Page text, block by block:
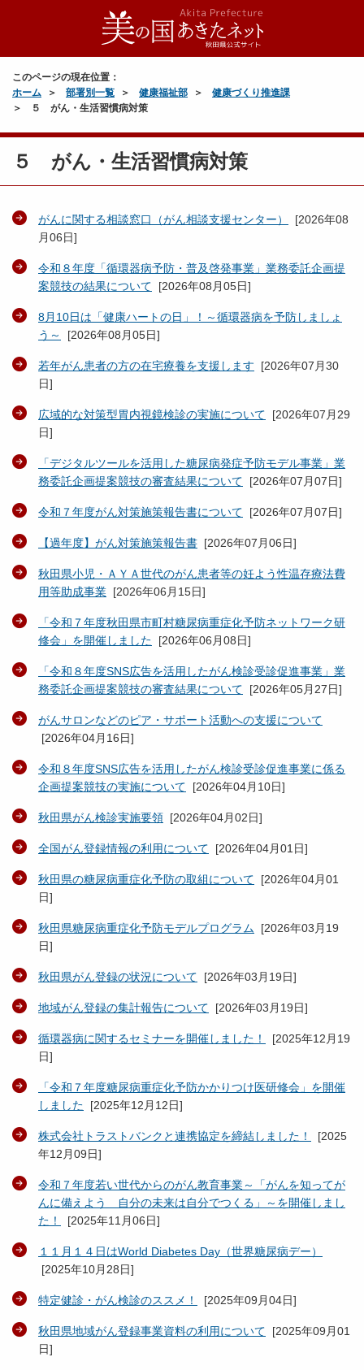
このページの現在位置：
ホーム
部署別一覧 健康福祉部
健康づくり推進課
５ がん・生活習慣病対策
５ がん・生活習慣病対策
がんに関する相談窓口（がん相談支援センター） [2026年08
月06日]
令和８年度「循環器病予防・普及啓発事業」業務委託企画提
案競技の結果について [2026年08月05日]
8月10日は「健康ハートの日」！～循環器病を予防しましょ
う～
[2026年08月05日]
若年がん患者の方の在宅療養を支援します [2026年07月30
日]
広域的な対策型胃内視鏡検診の実施について [2026年07月29
日]
「デジタルツールを活用した糖尿病発症予防モデル事業」業
務委託企画提案競技の審査結果について [2026年07月07日]
令和７年度がん対策施策報告書について [2026年07月07日]
【過年度】がん対策施策報告書 [2026年07月06日]
秋田県小児・ＡＹＡ世代のがん患者等の妊よう性温存療法費
用等助成事業 [2026年06月15日]
「令和７年度秋田県市町村糖尿病重症化予防ネットワーク研
修会」を開催しました [2026年06月08日]
「令和８年度SNS広告を活用したがん検診受診促進事業」業
務委託企画提案競技の審査結果について [2026年05月27日]
がんサロンなどのピア・サポート活動への支援について
[2026年04月16日]
令和８年度SNS広告を活用したがん検診受診促進事業に係る
企画提案競技の実施について [2026年04月10日]
秋田県がん検診実施要領 [2026年04月02日]
全国がん登録情報の利用について [2026年04月01日]
秋田県の糖尿病重症化予防の取組について [2026年04月01
日]
秋田県糖尿病重症化予防モデルプログラム [2026年03月19
日]
秋田県がん登録の状況について [2026年03月19日]
地域がん登録の集計報告について [2026年03月19日]
循環器病に関するセミナーを開催しました！ [2025年12月19
日]
「令和７年度糖尿病重症化予防かかりつけ医研修会」を開催
しました [2025年12月12日]
株式会社トラストバンクと連携協定を締結しました！ [2025
年12月09日]
令和７年度若い世代からのがん教育事業～「がんを知ってが
んに備えよう 自分の未来は自分でつくる」～を開催しまし
た！
[2025年11月06日]
１１月１４日はWorld Diabetes Day（世界糖尿病デー）
[2025年10月28日]
特定健診・がん検診のススメ！ [2025年09月04日]
秋田県地域がん登録事業資料の利用について [2025年09月01
日]